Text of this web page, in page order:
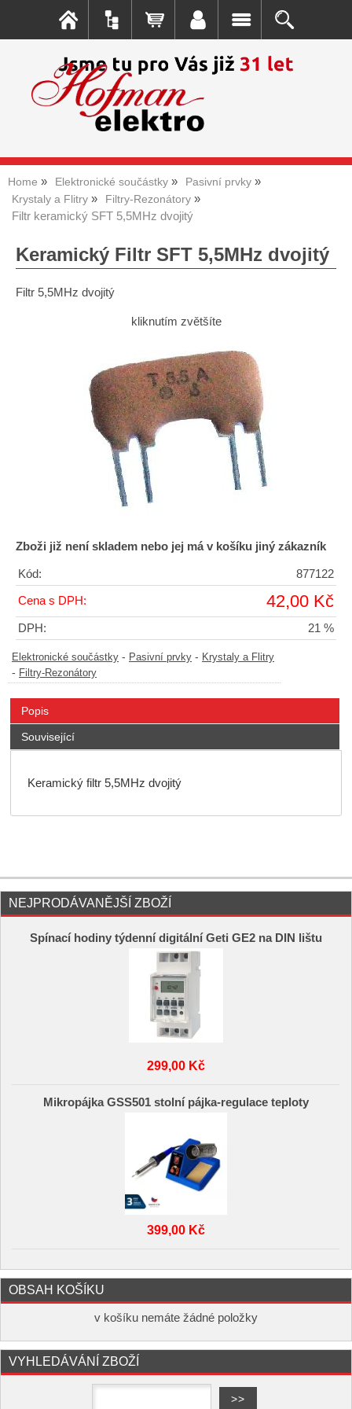
Home Elektronické součástky
Pasivní prvky
Krystaly a Flitry
Filtry-Rezonátory
Filtr keramický SFT 5,5MHz dvojitý
Keramický Filtr SFT 5,5MHz dvojitý
Filtr 5,5MHz dvojitý
kliknutím zvětšíte
Zboži již není skladem nebo jej má v košíku jiný zákazník
Kód: 877122
Cena s DPH: 42,00 Kč
DPH: 21 %
Elektronické součástky - Pasivní prvky - Krystaly a Flitry
- Filtry-Rezonátory
Popis
Související
Keramický filtr 5,5MHz dvojitý
NEJPRODÁVANĚJŠÍ ZBOŽÍ
Spínací hodiny týdenní digitální Geti GE2 na DIN lištu
299,00 Kč
Mikropájka GSS501 stolní pájka-regulace teploty
399,00 Kč
OBSAH KOŠÍKU
v košíku nemáte žádné položky
VYHLEDÁVÁNÍ ZBOŽÍ